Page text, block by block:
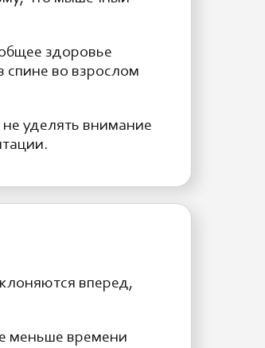
здоровье
спине во взрослом
уделять внимание
вперед,
меньше времени